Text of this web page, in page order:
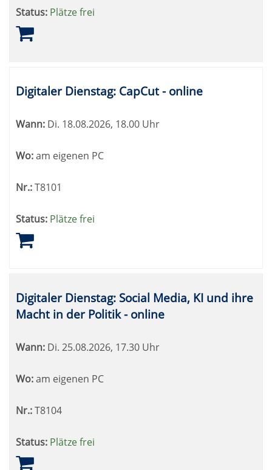
Status: Plätze frei
Digitaler Dienstag: CapCut - online
Wann: Di. 18.08.2026, 18.00 Uhr
Wo:am eigenen PC
Nr.:T8101
Status: Plätze frei
Digitaler Dienstag: Social Media, KI und ihre
Macht in der Politik - online
Wann: Di. 25.08.2026, 17.30 Uhr
Wo:am eigenen PC
Nr.:T8104
Status: Plätze frei